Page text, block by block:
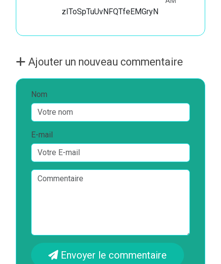
zIToSpTuUvNFQTfeEMGryN
Ajouter un nouveau commentaire
Nom
E-mail
Envoyer le commentaire